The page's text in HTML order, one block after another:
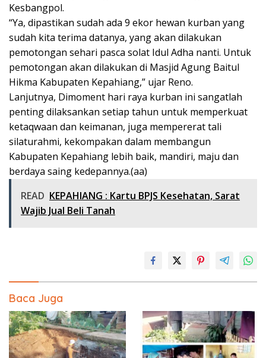
Kesbangpol.
“Ya, dipastikan sudah ada 9 ekor hewan kurban yang
sudah kita terima datanya, yang akan dilakukan
pemotongan sehari pasca solat Idul Adha nanti. Untuk
pemotongan akan dilakukan di Masjid Agung Baitul
Hikma Kabupaten Kepahiang,” ujar Reno.
Lanjutnya, Dimoment hari raya kurban ini sangatlah
penting dilaksankan setiap tahun untuk memperkuat
ketaqwaan dan keimanan, juga mempererat tali
silaturahmi, kekompakan dalam membangun
Kabupaten Kepahiang lebih baik, mandiri, maju dan
berdaya saing kedepannya.(aa)
READ KEPAHIANG : Kartu BPJS Kesehatan, Sarat
Wajib Jual Beli Tanah
Baca Juga